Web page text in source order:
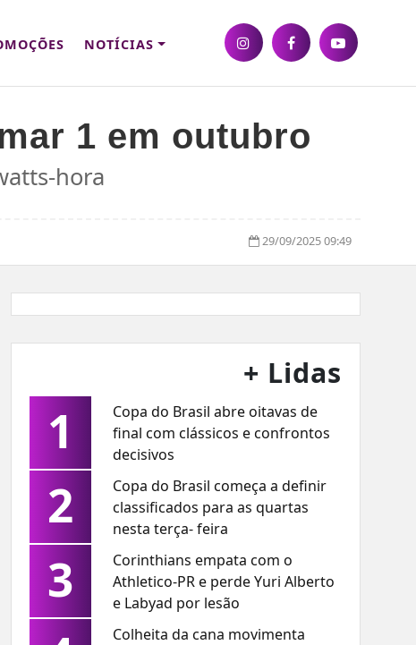
NOTÍCIAS
1 em outubro
hora
29/09/2025 09:49
+ Lidas
1
Copa do Brasil abre oitavas de
final com clássicos e confrontos
decisivos
2
Copa do Brasil começa a definir
classificados para as quartas
nesta terça- feira
3
Corinthians empata com o
Athletico-PR e perde Yuri Alberto
e Labyad por lesão
Colheita da cana movimenta